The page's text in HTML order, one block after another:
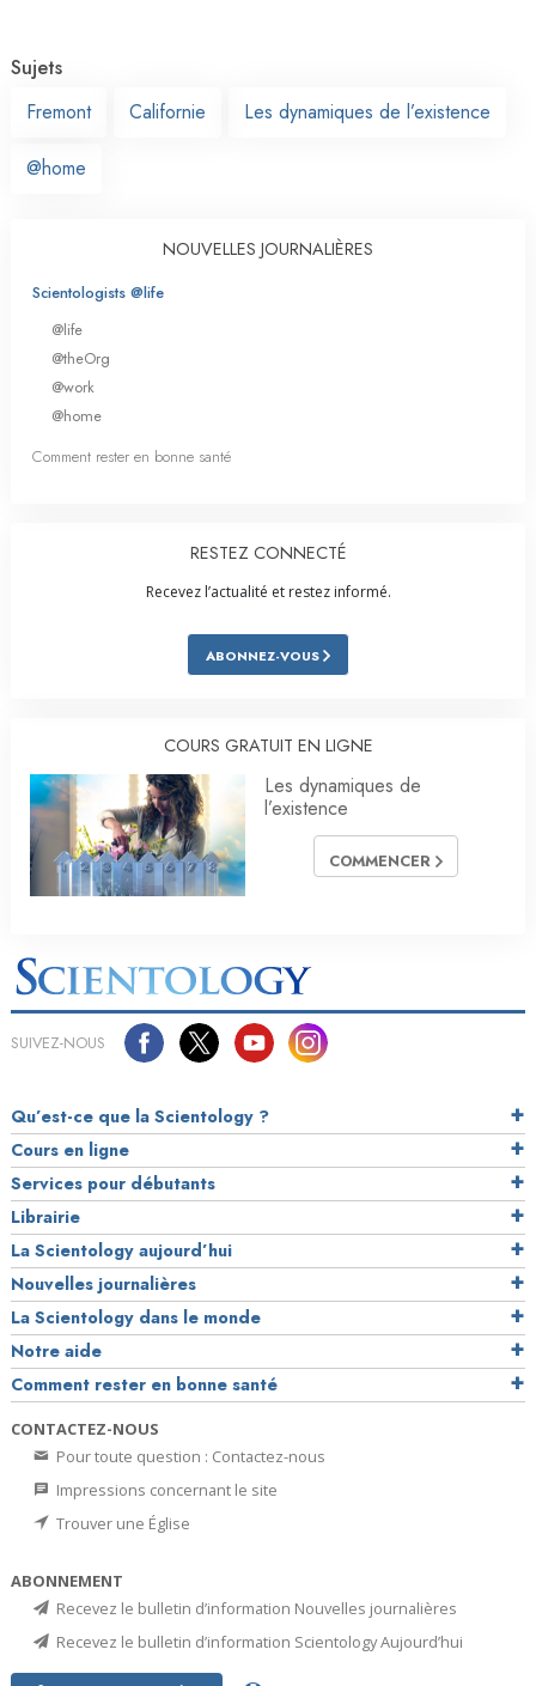
Sujets
Fremont
Californie Les dynamiques de l’existence
@home
NOUVELLES JOURNALIÈRES
Scientologists @life
@life
@theOrg
@work
@home
Comment rester en bonne santé
RESTEZ CONNECTÉ
Recevez l’actualité et restez informé.
ABONNEZ-VOUS
COURS GRATUIT EN LIGNE
Les dynamiques de
l’existence
COMMENCER
SUIVEZ-NOUS
Qu’est-ce que la Scientology ?
Cours en ligne
Services pour débutants
Librairie
La Scientology aujourd’hui
Nouvelles journalières
La Scientology dans le monde
Notre aide
Comment rester en bonne santé
CONTACTEZ-NOUS
Pour toute question : Contactez-nous
Impressions concernant le site
Trouver une Église
ABONNEMENT
Recevez le bulletin d’information Nouvelles journalières
Recevez le bulletin d’information Scientology Aujourd’hui